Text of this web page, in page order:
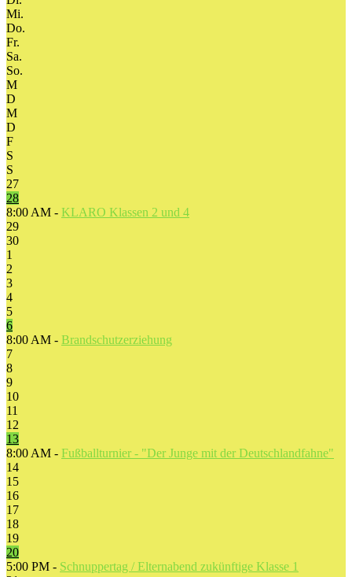
Mi.
Do.
Fr.
Sa.
So.
M
D
M
D
F
S
S
27
28
8:00 AM - KLARO Klassen 2 und 4
29
30
1
2
3
4
5
6
8:00 AM - Brandschutzerziehung
7
8
9
10
11
12
13
8:00 AM - Fußballturnier - "Der Junge mit der Deutschlandfahne"
14
15
16
17
18
19
20
5:00 PM - Schnuppertag / Elternabend zukünftige Klasse 1